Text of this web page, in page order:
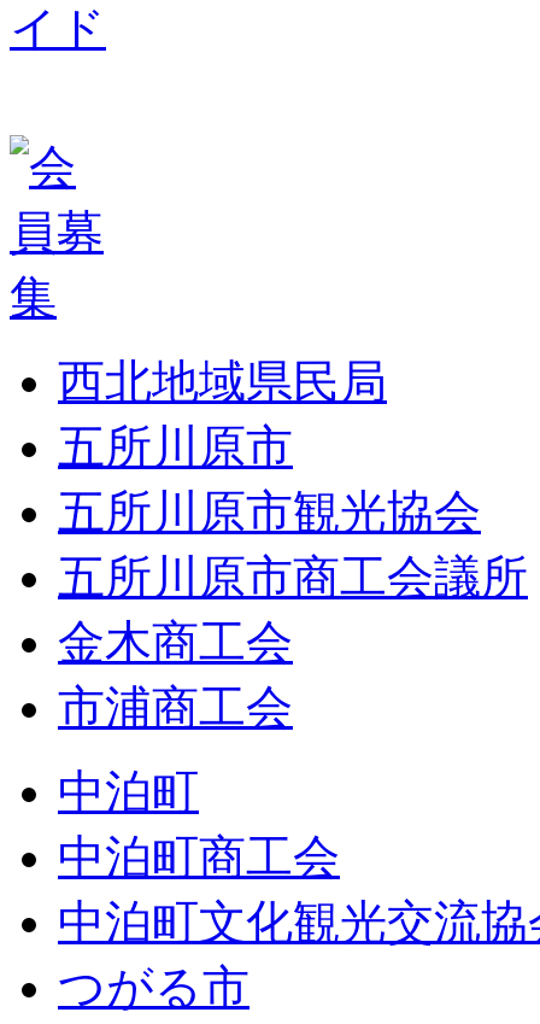
西北地域県民局
五所川原市
五所川原市観光協会
五所川原市商工会議所
金木商工会
市浦商工会
中泊町
中泊町商工会
中泊町文化観光交流協
つがる市